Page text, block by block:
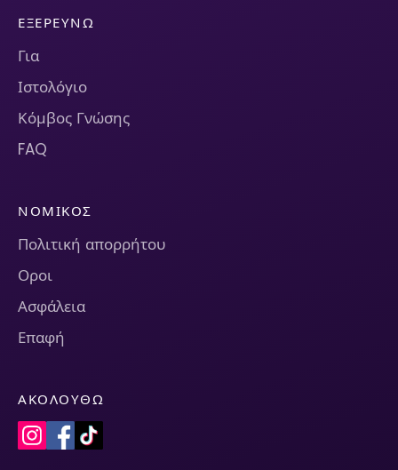
ΕΞΕΡΕΥΝΏ
Για
Ιστολόγιο
Κόμβος Γνώσης
FAQ
ΝΟΜΙΚΌΣ
Πολιτική απορρήτου
Οροι
Ασφάλεια
Επαφή
ΑΚΟΛΟΥΘΏ